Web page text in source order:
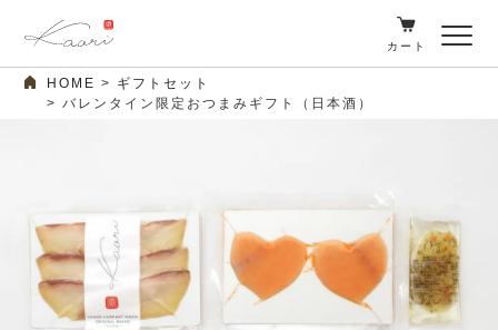
カート
HOME
ギフトセット
バレンタイン限定おつまみギフト（日本酒）